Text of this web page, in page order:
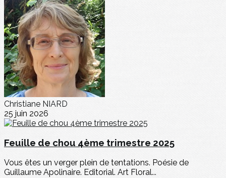
Christiane NIARD
25 juin 2026
Feuille de chou 4ème trimestre 2025
Vous êtes un verger plein de tentations. Poésie de
Guillaume Apolinaire. Editorial. Art Floral...